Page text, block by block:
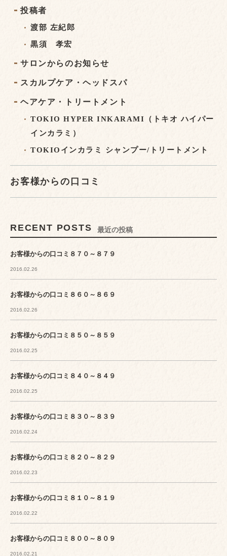
投稿者
渡部 左紀郎
黒須 孝宏
サロンからのお知らせ
スカルプケア・ヘッドスパ
ヘアケア・トリートメント
TOKIO HYPER INKARAMI（トキオ ハイパー
インカラミ）
TOKIOインカラミ シャンプー/トリートメント
お客様からの口コミ
RECENT POSTS 最近の投稿
お客様からの口コミ８７０～８７９
2016.02.26
お客様からの口コミ８６０～８６９
2016.02.26
お客様からの口コミ８５０～８５９
2016.02.25
お客様からの口コミ８４０～８４９
2016.02.25
お客様からの口コミ８３０～８３９
2016.02.24
お客様からの口コミ８２０～８２９
2016.02.23
お客様からの口コミ８１０～８１９
2016.02.22
お客様からの口コミ８００～８０９
2016.02.21